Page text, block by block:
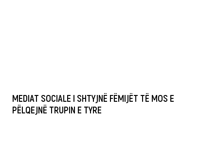
MEDIAT SOCIALE I SHTYJNË FËMIJËT TË MOS E
PËLQEJNË TRUPIN E TYRE